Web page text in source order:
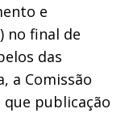
e
no final de
das
a Comissão
que publicação